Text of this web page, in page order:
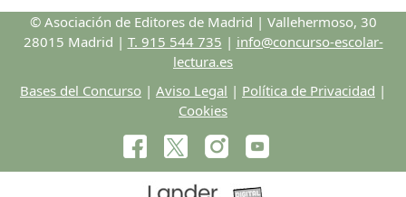
© Asociación de Editores de Madrid | Vallehermoso, 30
28015 Madrid | T. 915 544 735 | info@concurso-escolar-
lectura.es
Bases del Concurso | Aviso Legal | Política de Privacidad |
Cookies